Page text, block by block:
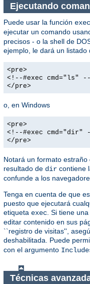
Ejecutando
Puede usar la función exec
ejecutar un comando
precisos - o la shell de
ejemplo, le dará un
<pre>
<!--#exec cmd="ls"
</pre>
o, en Windows
<pre>
<!--#exec cmd="dir"
</pre>
Notará un formato
resultado de dir contiene
confunde a los
Tenga en cuenta de que
puesto que ejecutará
etiqueta exec. Si tiene
editar contenido en sus
``registro de visitas'',
deshabilitada. Puede
con el argumento
Técnicas